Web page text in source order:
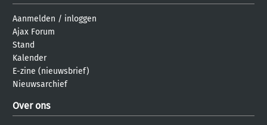
Aanmelden / inloggen
Ajax Forum
Stand
Kalender
E-zine (nieuwsbrief)
Nieuwsarchief
Over ons